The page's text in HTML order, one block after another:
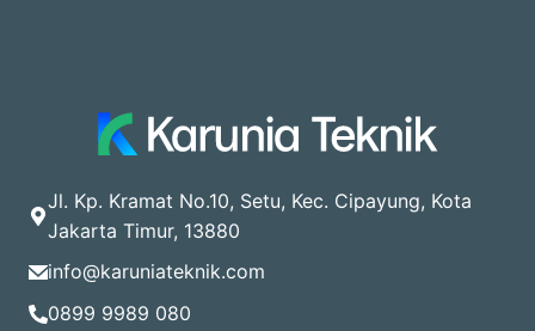
Jl. Kp. Kramat No.10, Setu, Kec. Cipayung, Kota
Jakarta Timur, 13880
info@karuniateknik.com
0899 9989 080